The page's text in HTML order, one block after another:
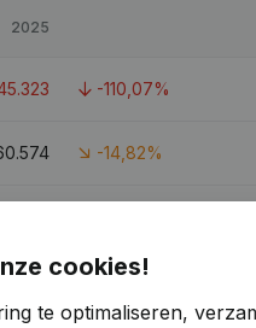
2025
-110,07%
-14,82%
0,3 cookies!
te optimaliseren,